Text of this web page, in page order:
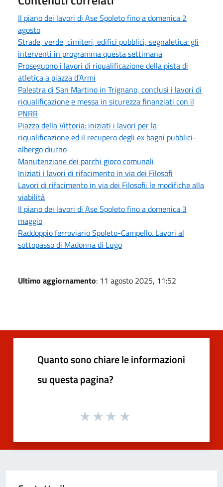
Il piano dei lavori di Ase Spoleto fino a domenica 2
agosto
Strade, verde, cimiteri, edifici pubblici, segnaletica: gli
interventi in programma questa settimana
Proseguono i lavori di riqualificazione della pista di
atletica a piazza d’Armi
Palestra di San Martino in Trignano, conclusi i lavori di
riqualificazione e messa in sicurezza finanziati con il
PNRR
Piazza della Vittoria: iniziati i lavori per la
riqualificazione ed il recupero degli ex bagni pubblici-
albergo diurno
Manutenzione dei parchi gioco comunali
Iniziati i lavori di rifacimento in via dei Filosofi
Lavori di rifacimento in via dei Filosofi: le modifiche alla
viabilità
Il piano dei lavori di Ase Spoleto fino a domenica 3
maggio
Raddoppio ferroviario Spoleto-Campello. Lavori al
sottopasso di Madonna di Lugo
Ultimo aggiornamento: 11 agosto 2025, 11:52
Quanto sono chiare le informazioni
su questa pagina?